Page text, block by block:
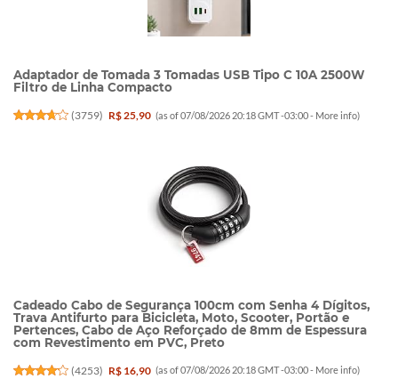
Adaptador de Tomada 3 Tomadas USB Tipo C 10A 2500W
Filtro de Linha Compacto
(3759) R$ 25,90 (as of 07/08/2026 20:18 GMT -03:00 - More info)
Cadeado Cabo de Segurança 100cm com Senha 4 Dígitos,
Trava Antifurto para Bicicleta, Moto, Scooter, Portão e
Pertences, Cabo de Aço Reforçado de 8mm de Espessura
com Revestimento em PVC, Preto
(4253) R$ 16,90 (as of 07/08/2026 20:18 GMT -03:00 - More info)